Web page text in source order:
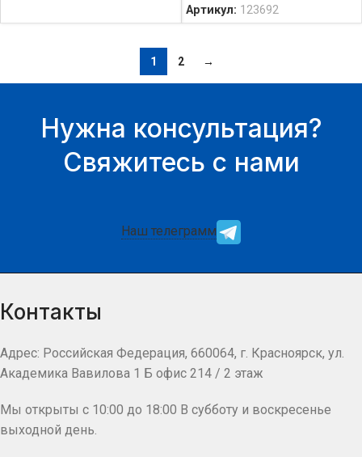
Артикул: 123692
1 2 →
Нужна консультация?
Свяжитесь с нами
Наш телеграмм
Контакты
Адрес: Российская Федерация, 660064, г. Красноярск, ул.
Академика Вавилова 1 Б офис 214 / 2 этаж
Мы открыты с 10:00 до 18:00 В субботу и воскресенье
выходной день.